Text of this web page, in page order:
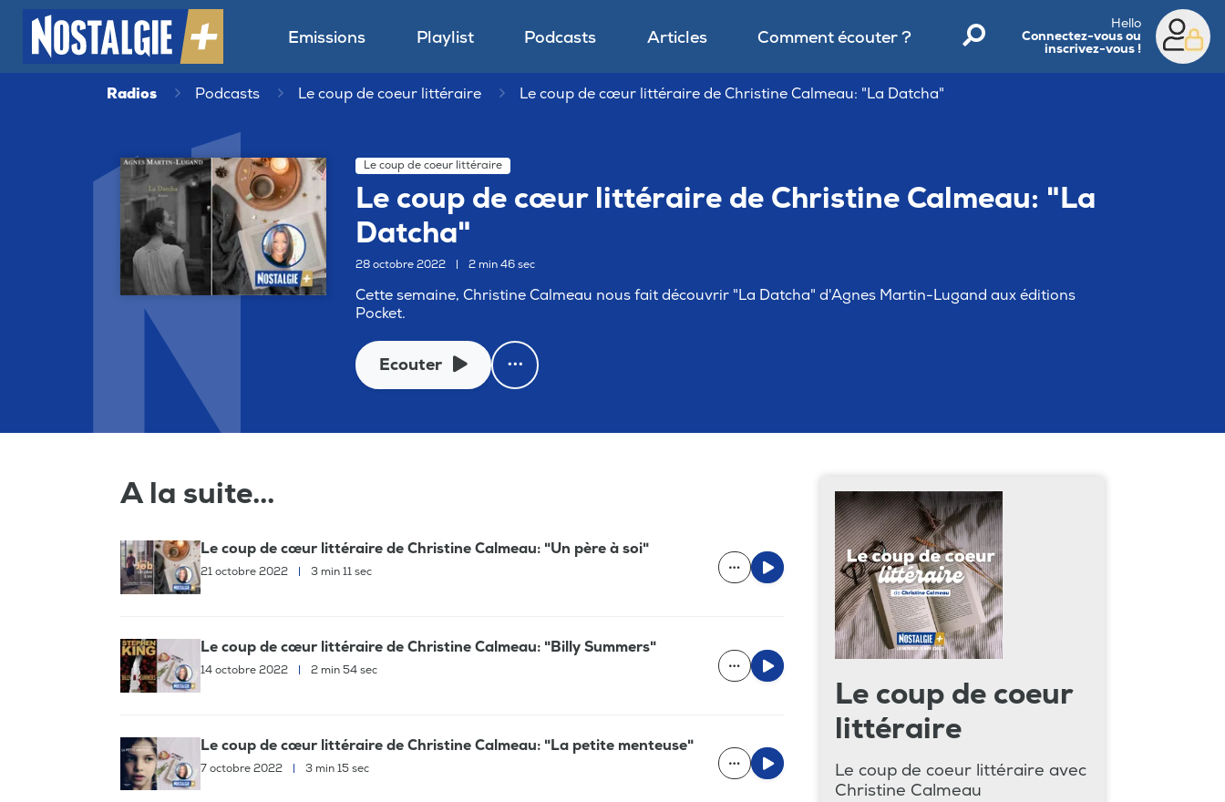
Emissions Playlist Podcasts Articles Comment écouter ?
Hello
Connectez-vous ou
inscrivez-vous !
Radios Podcasts Le coup de coeur littéraire Le coup de cœur littéraire de Christine Calmeau: "La Datcha"
Le coup de coeur littéraire
Le coup de cœur littéraire de Christine Calmeau: "La
Datcha"
28 octobre 2022 2 min 46 sec
Cette semaine, Christine Calmeau nous fait découvrir "La Datcha" d'Agnes Martin-Lugand aux éditions
Pocket.
Ecouter
A la suite...
Le coup de cœur littéraire de Christine Calmeau: "Un père à soi"
21 octobre 2022 | 3 min 11 sec
Le coup de cœur littéraire de Christine Calmeau: "Billy Summers"
14 octobre 2022 | 2 min 54 sec
Le coup de cœur littéraire de Christine Calmeau: "La petite menteuse"
7 octobre 2022 | 3 min 15 sec
Le coup de coeur
littéraire
Le coup de coeur littéraire avec
Christine Calmeau